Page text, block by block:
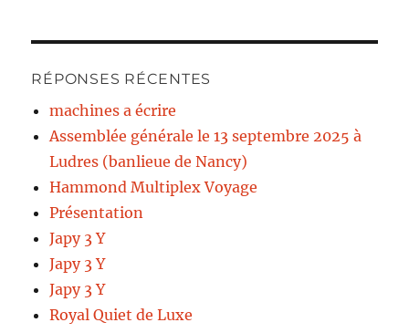
RÉPONSES RÉCENTES
machines a écrire
Assemblée générale le 13 septembre 2025 à
Ludres (banlieue de Nancy)
Hammond Multiplex Voyage
Présentation
Japy 3 Y
Japy 3 Y
Japy 3 Y
Royal Quiet de Luxe